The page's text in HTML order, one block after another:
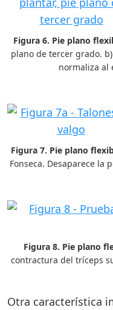
Figura 6. Pie plano
plano de tercer grado.
normaliza al
Figura 7. Pie plano
Fonseca. Desaparece la
Figura 8. Pie plano
contractura del tríceps
Otra característica